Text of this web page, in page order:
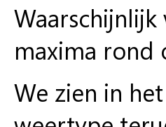
maxima rond
We zien in